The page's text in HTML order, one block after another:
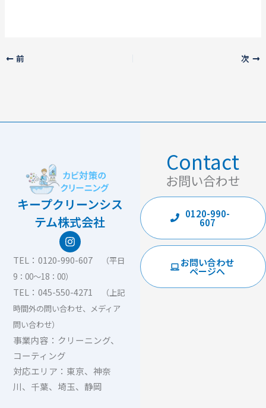
前 次
キープクリーンシス
テム株式会社
I
n
s
t
g
r
a
TEL：0120-990-607
（平日
9：00〜18：00）
TEL：045-550-4271
（上記
時間外の問い合わせ、メディア
問い合わせ）
事業内容：クリーニング、
コーティング
対応エリア：東京、神奈
川、千葉、埼玉、静岡
Contact
お問い合わせ
0120-990-
607
お問い合わせ
ページへ